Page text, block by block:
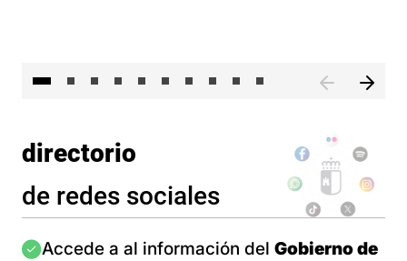
directorio
de redes sociales
Imagen
Accede a al información del Gobierno de